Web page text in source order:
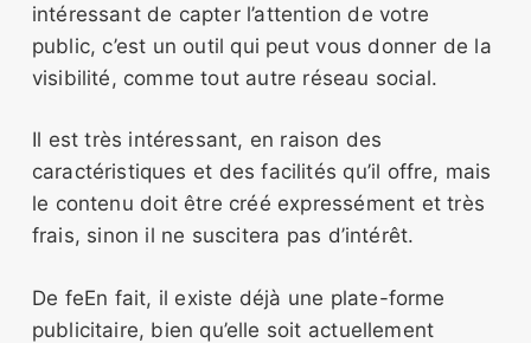
intéressant de capter l’attention de votre
public, c’est un outil qui peut vous donner de la
visibilité, comme tout autre réseau social.
Il est très intéressant, en raison des
caractéristiques et des facilités qu’il offre, mais
le contenu doit être créé expressément et très
frais, sinon il ne suscitera pas d’intérêt.
De feEn fait, il existe déjà une plate-forme
publicitaire, bien qu’elle soit actuellement